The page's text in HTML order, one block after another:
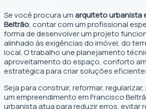
Se você procura umarquiteto urbanista
Beltrão, contar com um profissional
forma de desenvolver um projeto
alinhado às exigências do imóvel, do
local. O trabalho une planejamento
aproveitamento do espaço, conforto
estratégica para criar soluções
Seja para construir, reformar,
um empreendimento em Francisco
urbanista atua para reduzir erros, evitar